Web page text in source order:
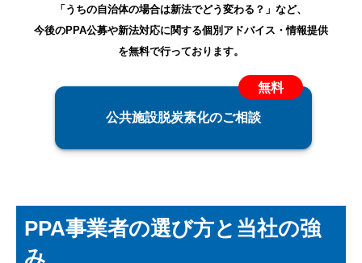
「うちの自治体の場合は新法でどう変わる？」など、
今後のPPA公募や新法対応に関する個別アドバイス・情報提供
を無料で行っております。
公共施設脱炭素化のご相談
PPA事業者の選び方と当社の強
み